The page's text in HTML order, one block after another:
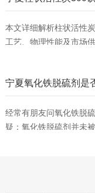
本文详细解析柱状活性
工艺、物理性能及市场
宁夏氧化铁脱硫剂是
经常有朋友问氧化铁脱
疑：氧化铁脱硫剂并未
含硫化合物化学吸附到